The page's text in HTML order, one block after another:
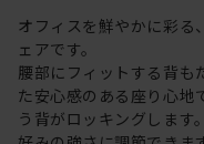
オフィスを鮮やかに彩る
ェアです。
腰部にフィットする背も
た安心感のある座り心地
う背がロッキングします